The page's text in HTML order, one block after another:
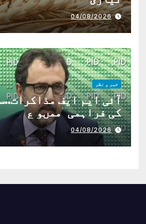
04/08/2026
خبر و نظر
آئی ایم ایف
کی فراہمی ممںو ع
04/08/2026